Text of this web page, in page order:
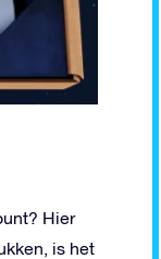
Hier
is het